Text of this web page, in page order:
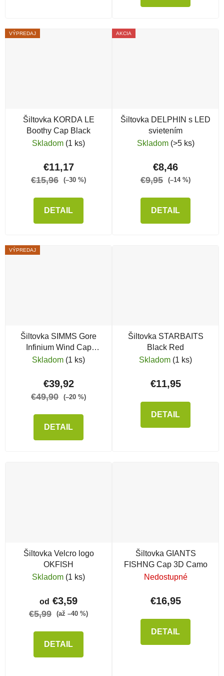
VÝPREDAJ
Šiltovka KORDA LE
Boothy Cap Black
Skladom (1 ks)
€11,17
€15,96 (–30 %)
DETAIL
AKCIA
Šiltovka DELPHIN s LED
svietením
Skladom (>5 ks)
€8,46
€9,95 (–14 %)
DETAIL
VÝPREDAJ
Šiltovka SIMMS Gore
Infinium Wind Cap
Cyprus
Skladom (1 ks)
€39,92
€49,90 (–20 %)
DETAIL
Šiltovka STARBAITS
Black Red
Skladom (1 ks)
€11,95
DETAIL
Šiltovka Velcro logo
OKFISH
Skladom (1 ks)
od €3,59
€5,99 (až –40 %)
DETAIL
Šiltovka GIANTS
FISHNG Cap 3D Camo
Nedostupné
€16,95
DETAIL